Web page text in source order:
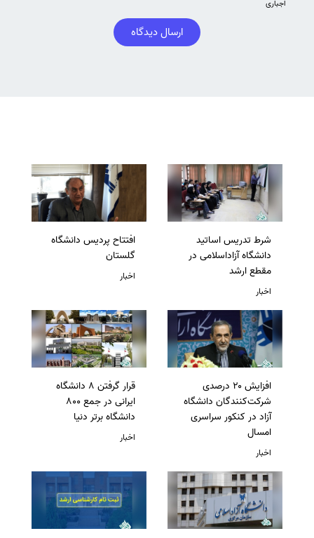
اجباری
ارسال دیدگاه
شرط تدریس اساتید
دانشگاه آزاداسلامی در
مقطع ارشد
اخبار
افتتاح پردیس دانشگاه
گلستان
اخبار
افزایش ۲۰ درصدی
شرکت‌کنندگان دانشگاه
آزاد در کنکور سراسری
امسال
اخبار
قرار گرفتن 8 دانشگاه
ایرانی در جمع 800
دانشگاه برتر دنیا
اخبار